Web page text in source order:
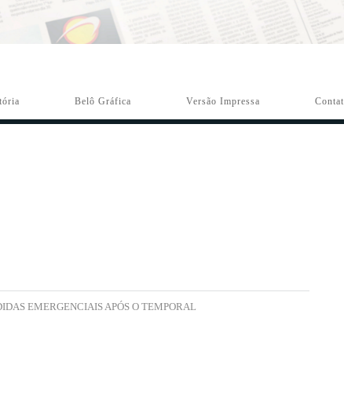
Belô Gráfica Versão Impressa
EMERGENCIAIS APÓS O TEMPORAL